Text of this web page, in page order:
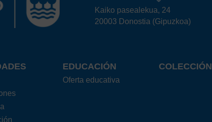
Kaiko pasealekua, 24
20003 Donostia (Gipuzkoa)
EDUCACIÓN
Oferta educativa
COLECCIÓN